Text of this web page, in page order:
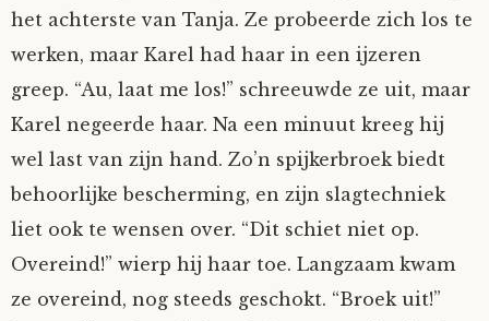
het achterste van Tanja. Ze probeerde zich los te
werken, maar Karel had haar in een ijzeren
greep. “Au, laat me los!” schreeuwde ze uit, maar
Karel negeerde haar. Na een minuut kreeg hij
wel last van zijn hand. Zo’n spijkerbroek biedt
behoorlijke bescherming, en zijn slagtechniek
liet ook te wensen over. “Dit schiet niet op.
Overeind!” wierp hij haar toe. Langzaam kwam
ze overeind, nog steeds geschokt. “Broek uit!”